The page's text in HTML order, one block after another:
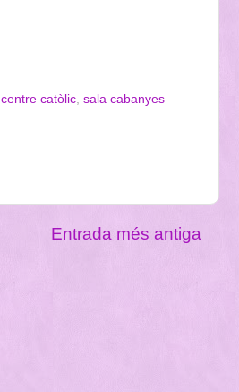
centre catòlic, sala cabanyes
Entrada més antiga